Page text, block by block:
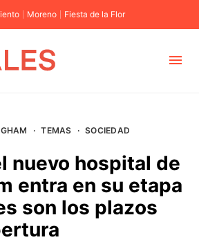
Moreno Fiesta de la Flor
· TEMAS · SOCIEDAD
nuevo hospital de
entra en su etapa
son los plazos